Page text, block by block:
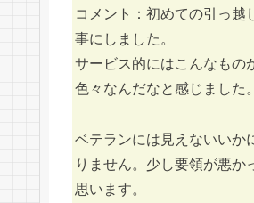
コメント：初めての引っ越
事にしました。
サービス的にはこんなもの
色々なんだなと感じました。
ベテランには見えないいか
りません。少し要領が悪か
思います。